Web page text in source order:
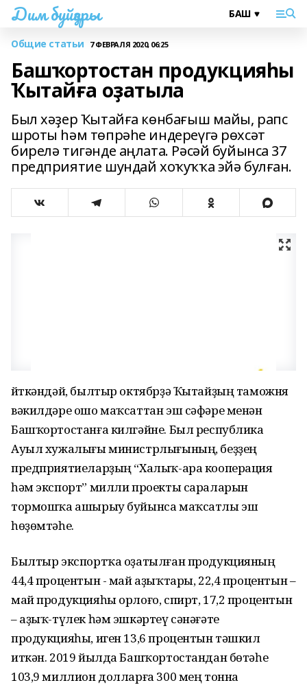
Дим буйҙары
Общие статьи 7 ФЕВРАЛЯ 2020, 06:25
Башҡортостан продукцияһы
Ҡытайға оҙатыла
Был хәҙер Ҡытайға көнбағыш майы, рапс
шроты һәм төпрәһе индереүгә рөхсәт
бирелә тигәнде аңлата. Рәсәй буйынса 37
предприятие шундай хоҡуҡҡа эйә булған.
Әйткәндәй, былтыр октябрҙә Ҡытайҙың таможня
вәкилдәре ошо маҡсаттан эш сәфәре менән
Башҡортостанға килгәйне. Был республика
Ауыл хужалығы министрлығының, беҙҙең
предприятиеларҙың “Халыҡ-ара кооперация
һәм экспорт” милли проекты сараларын
тормошҡа ашырыу буйынса маҡсатлы эш
һөҙөмтәһе.
Былтыр экспортҡа оҙатылған продукцияның
44,4 процентын - май аҙыҡтары, 22,4 процентын –
май продукцияһы орлоғо, спирт, 17,2 процентын
– аҙыҡ-түлек һәм эшкәртеү сәнәғәте
продукцияһы, иген 13,6 процентын тәшкил
иткән. 2019 йылда Башҡортостандан бөтәһе
103,9 миллион долларға 300 мең тонна